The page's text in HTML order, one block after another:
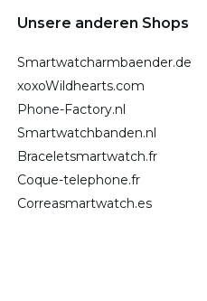
Unsere anderen Shops
Smartwatcharmbaender.de
xoxoWildhearts.com
Phone-Factory.nl
Smartwatchbanden.nl
Braceletsmartwatch.fr
Coque-telephone.fr
Correasmartwatch.es